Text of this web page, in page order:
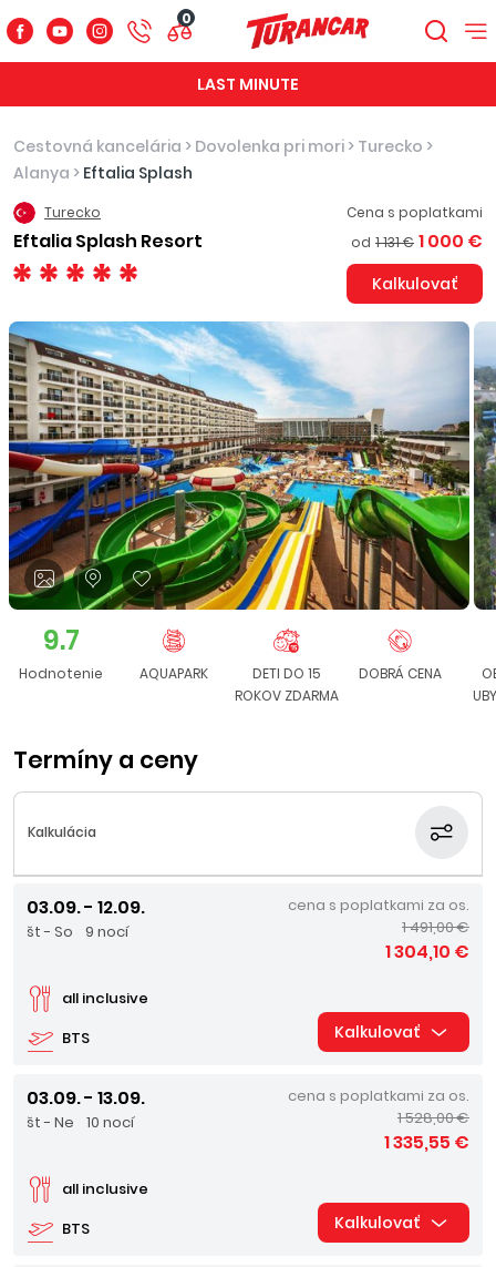
0
LAST MINUTE
Cestovná kancelária > Dovolenka pri mori > Turecko >
Alanya > Eftalia Splash
Turecko
Eftalia Splash Resort
Cena s poplatkami
od 1 131 € 1 000 €
Kalkulovať
9.7
Hodnotenie AQUAPARK
DETI DO 15
ROKOV ZDARMA
DOBRÁ CENA
Termíny a ceny
Kalkulácia
03.09. - 12.09.
št - So 9 nocí
BTS
all inclusive
cena s poplatkami za os.
1 491,00 €
1 304,10 €
Kalkulovať
03.09. - 13.09.
št - Ne 10 nocí
BTS
all inclusive
cena s poplatkami za os.
1 528,00 €
1 335,55 €
Kalkulovať